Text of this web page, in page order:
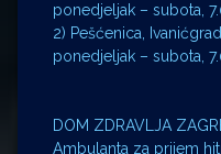
ponedjeljak – subota,
2) Pešćenica,
ponedjeljak – subota,
DOM ZDRAVLJA
Ambulanta za prijem